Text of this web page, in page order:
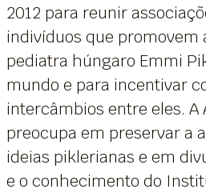
2012 para reunir
indivíduos que promovem
pediatra húngaro Emmi
mundo e para incentivar
intercâmbios entre eles. A
preocupa em preservar a
ideias piklerianas e em
e o conhecimento do